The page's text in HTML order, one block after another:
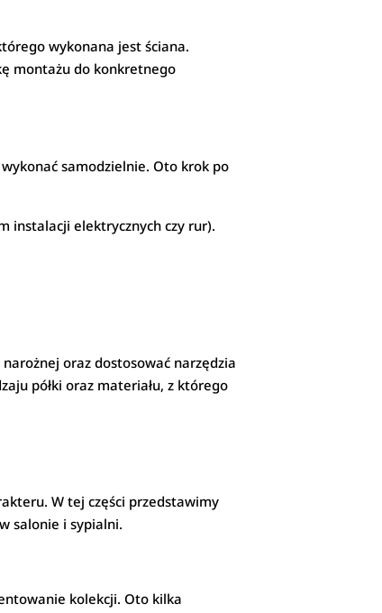
wykonana jest ściana.
montażu do konkretnego
samodzielnie. Oto krok po
instalacji elektrycznych czy rur).
oraz dostosować narzędzia
półki oraz materiału, z którego
W tej części przedstawimy
salonie i sypialni.
kolekcji. Oto kilka